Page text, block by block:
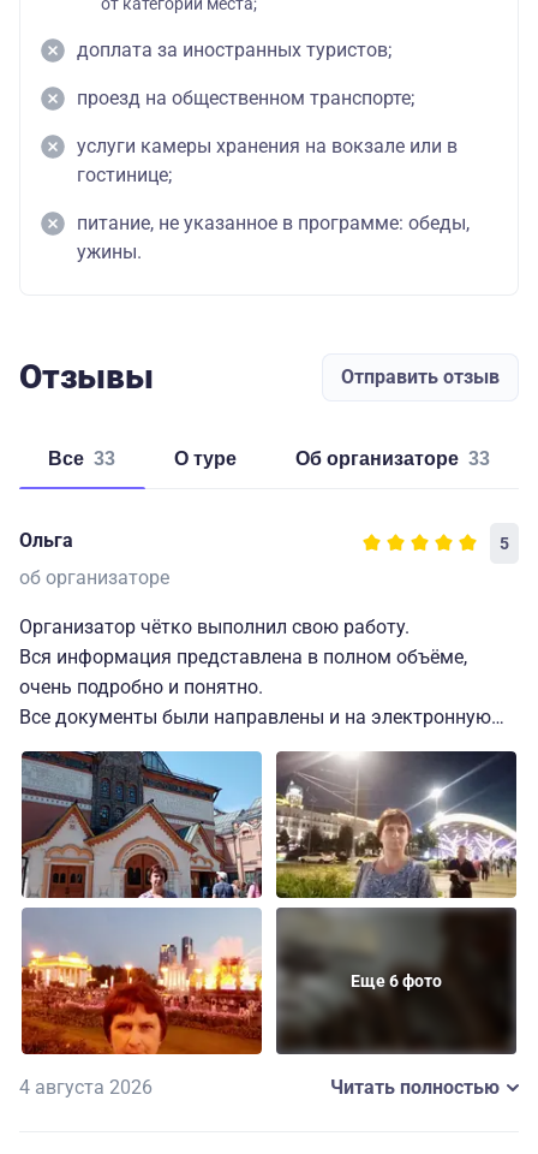
от категории места;
доплата за иностранных туристов;
проезд на общественном транспорте;
услуги камеры хранения на вокзале или в
гостинице;
питание, не указанное в программе: обеды,
ужины.
Отзывы Отправить отзыв
Все 33 о туре об организаторе 33
Ольга 5
об организаторе
Организатор чётко выполнил свою работу.
Вся информация представлена в полном объёме,
очень подробно и понятно.
Все документы были направлены и на электронную
почту и в чат в МАХ.
Быстро отвечал на все вопросы.
Проживание было организовано в комфортном отеле
4* "Россо Рива", с прекрасным видом, расположенном
в тихом районе, но в 10 минутах ходьбы от
Всё организовано было с заботой.
У нас был прекрасный экскурсовод А. Галина,
проводивший очень познавательные экскурсии.
Это были незабываемые три дня в Москве.
Еще 6 фото
4 августа 2026 Читать полностью